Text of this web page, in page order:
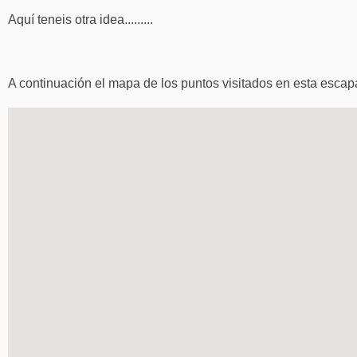
Aquí teneis otra idea.........
A continuación el mapa de los puntos visitados en esta